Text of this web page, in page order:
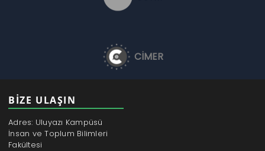
CİMER
BİZE ULAŞIN
Adres: Uluyazı Kampüsü
İnsan ve Toplum Bilimleri
Fakültesi